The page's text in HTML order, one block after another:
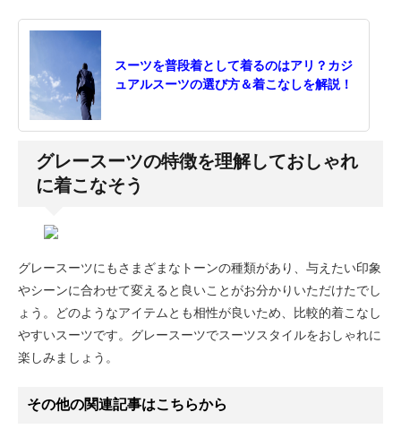
スーツを普段着として着るのはアリ？カジ
ュアルスーツの選び方＆着こなしを解説！
グレースーツの特徴を理解しておしゃれ
に着こなそう
グレースーツにもさまざまなトーンの種類があり、与えたい印象
やシーンに合わせて変えると良いことがお分かりいただけたでし
ょう。どのようなアイテムとも相性が良いため、比較的着こなし
やすいスーツです。グレースーツでスーツスタイルをおしゃれに
楽しみましょう。
その他の関連記事はこちらから